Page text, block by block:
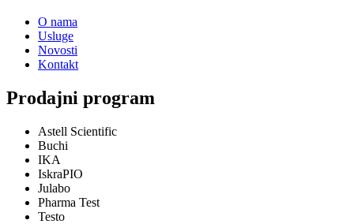
O nama
Usluge
Novosti
Kontakt
Prodajni program
Astell Scientific
Buchi
IKA
IskraPIO
Julabo
Pharma Test
Testo